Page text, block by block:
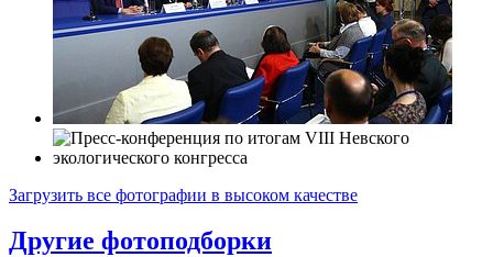
Загрузить все фотографии в высоком качестве
Другие фотоподборки